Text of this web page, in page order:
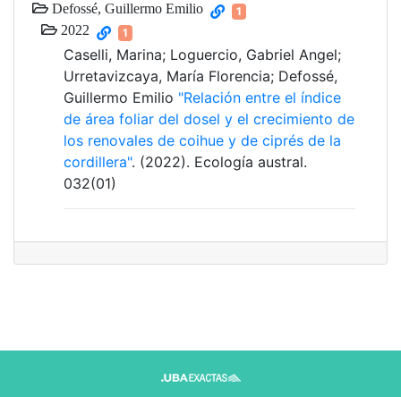
Defossé, Guillermo Emilio 1
2022 1
Caselli, Marina; Loguercio, Gabriel Angel;
Urretavizcaya, María Florencia; Defossé,
Guillermo Emilio "Relación entre el índice
de área foliar del dosel y el crecimiento de
los renovales de coihue y de ciprés de la
cordillera". (2022). Ecología austral.
032(01)